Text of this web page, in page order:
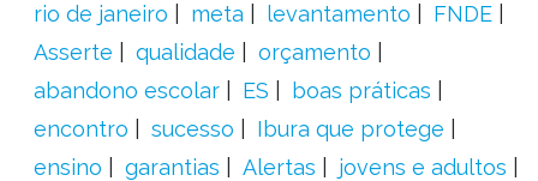
rio de janeiro
meta levantamento
FNDE
Asserte
qualidade
orçamento
abandono escolar
ES
boas práticas
encontro
sucesso
Ibura que protege
ensino
garantias Alertas
jovens e adultos